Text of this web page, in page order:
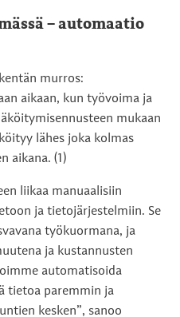
– automaatio
murros:
aikaan, kun työvoima ja
mukaan
lähes joka kolmas
aikana. (1)
liikaa manuaalisiin
ja tietojärjestelmiin. Se
työkuormana, ja
ja kustannusten
automatisoida
tietoa paremmin ja
kesken”, sanoo